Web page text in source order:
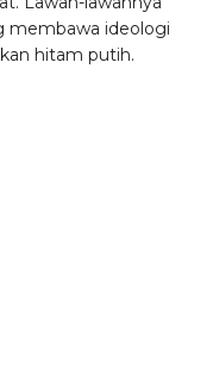
membawa ideologi
hitam putih.